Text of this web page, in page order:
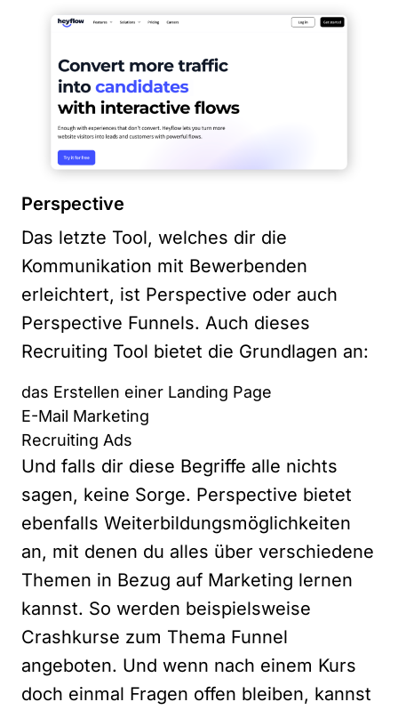
Perspective
Das letzte Tool, welches dir die
Kommunikation mit Bewerbenden
erleichtert, ist Perspective oder auch
Perspective Funnels. Auch dieses
Recruiting Tool bietet die Grundlagen an:
das Erstellen einer Landing Page
E-Mail Marketing
Recruiting Ads
Und falls dir diese Begriffe alle nichts
sagen, keine Sorge. Perspective bietet
ebenfalls Weiterbildungsmöglichkeiten
an, mit denen du alles über verschiedene
Themen in Bezug auf Marketing lernen
kannst. So werden beispielsweise
Crashkurse zum Thema Funnel
angeboten. Und wenn nach einem Kurs
doch einmal Fragen offen bleiben, kannst